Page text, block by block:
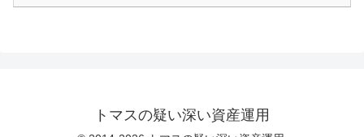
トマスの疑い深い資産運用